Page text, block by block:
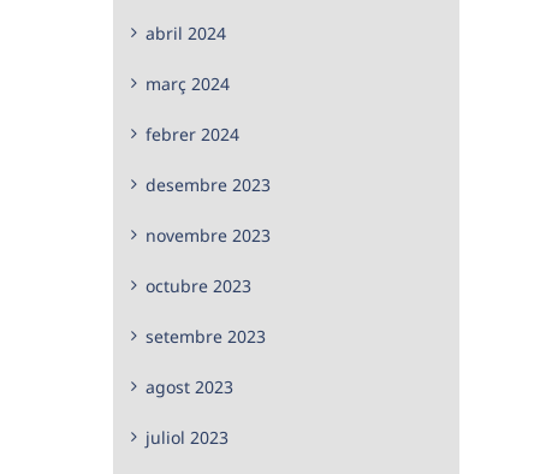
abril 2024
març 2024
febrer 2024
desembre 2023
novembre 2023
octubre 2023
setembre 2023
agost 2023
juliol 2023